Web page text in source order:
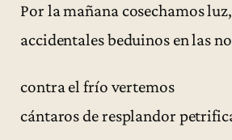
Por la mañana cosechamos luz,
accidentales beduinos en las
contra el frío vertemos
cántaros de resplandor